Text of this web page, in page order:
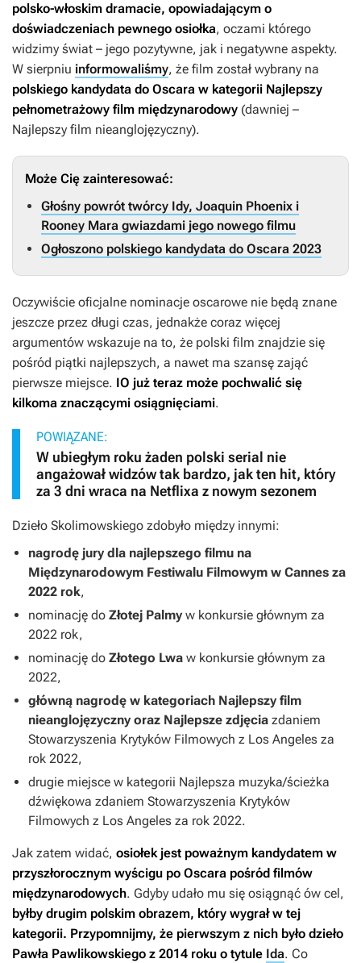
polsko-włoskim dramacie, opowiadającym o
doświadczeniach pewnego osiołka, oczami którego
widzimy świat – jego pozytywne, jak i negatywne aspekty.
W sierpniu informowaliśmy, że film został wybrany na
polskiego kandydata do Oscara w kategorii Najlepszy
pełnometrażowy film międzynarodowy (dawniej –
Najlepszy film nieanglojęzyczny).
Może Cię zainteresować:
Głośny powrót twórcy Idy, Joaquin Phoenix i
Rooney Mara gwiazdami jego nowego filmu
Ogłoszono polskiego kandydata do Oscara 2023
Oczywiście oficjalne nominacje oscarowe nie będą znane
jeszcze przez długi czas, jednakże coraz więcej
argumentów wskazuje na to, że polski film znajdzie się
pośród piątki najlepszych, a nawet ma szansę zająć
pierwsze miejsce. IO już teraz może pochwalić się
kilkoma znaczącymi osiągnięciami.
POWIĄZANE:
W ubiegłym roku żaden polski serial nie
angażował widzów tak bardzo, jak ten hit, który
za 3 dni wraca na Netflixa z nowym sezonem
Dzieło Skolimowskiego zdobyło między innymi:
nagrodę jury dla najlepszego filmu na
Międzynarodowym Festiwalu Filmowym w Cannes za
2022 rok,
nominację do Złotej Palmy w konkursie głównym za
2022 rok,
nominację do Złotego Lwa w konkursie głównym za
2022,
główną nagrodę w kategoriach Najlepszy film
nieanglojęzyczny oraz Najlepsze zdjęcia zdaniem
Stowarzyszenia Krytyków Filmowych z Los Angeles za
rok 2022,
drugie miejsce w kategorii Najlepsza muzyka/ścieżka
dźwiękowa zdaniem Stowarzyszenia Krytyków
Filmowych z Los Angeles za rok 2022.
Jak zatem widać, osiołek jest poważnym kandydatem w
przyszłorocznym wyścigu po Oscara pośród filmów
międzynarodowych. Gdyby udało mu się osiągnąć ów cel,
byłby drugim polskim obrazem, który wygrał w tej
kategorii. Przypomnijmy, że pierwszym z nich było dzieło
Pawła Pawlikowskiego z 2014 roku o tytule Ida. Co